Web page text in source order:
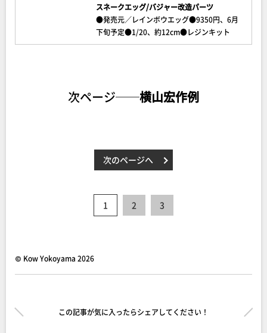
スネークエッグ/バジャー改造パーツ
●発売元／レインボウエッグ●9350円、6月
下旬予定●1/20、約12cm●レジンキット
次ページ──横山宏作例
次のページへ
1 2 3
© Kow Yokoyama 2026
この記事が気に入ったらシェアしてください！